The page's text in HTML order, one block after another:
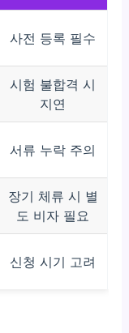
사전 등록 필수
시험 불합격 시
지연
서류 누락 주의
장기 체류 시 별
도 비자 필요
신청 시기 고려